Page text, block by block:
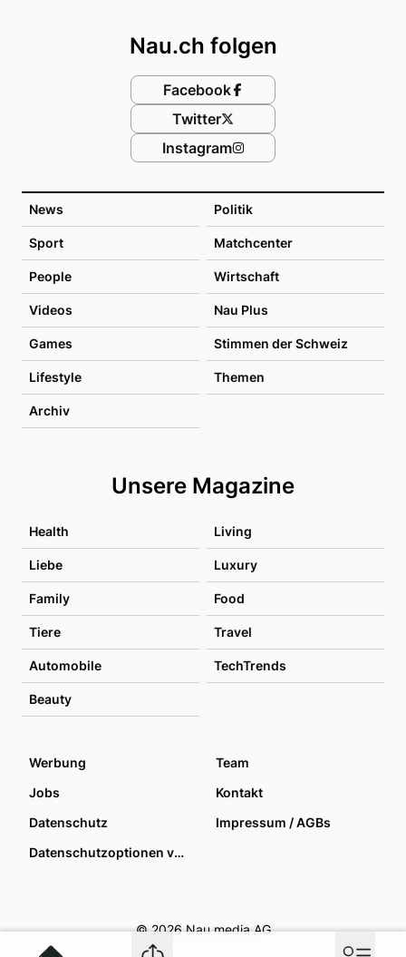
News Politik
Sport Matchcenter
People Wirtschaft
Videos Nau Plus
Games Stimmen der Schweiz
Lifestyle Themen
Archiv
Unsere Magazine
Health Living
Liebe Luxury
Family Food
Tiere Travel
Automobile TechTrends
Beauty
Nau.ch folgen
Facebook
Twitter
Instagram
Werbung
Team
Jobs
Kontakt
Datenschutz
Impressum / AGBs
Datenschutzoptionen verwalten
© 2026 Nau media AG